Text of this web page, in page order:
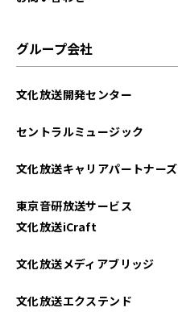
2023年08月
2022年08月
2022年07月
グループ会社
文化放送開発センター
セントラルミュージック
文化放送キャリアパートナーズ
東京音研放送サービス
文化放送iCraft
文化放送メディアブリッジ
文化放送エクステンド